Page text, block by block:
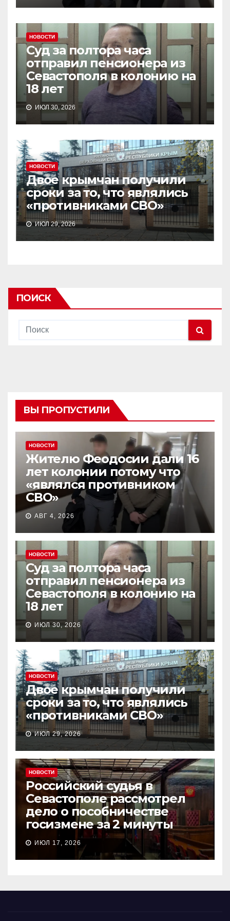
НОВОСТИ
Суд за полтора часа
отправил пенсионера из
Севастополя в колонию на
18 лет
ИЮЛ 30, 2026
НОВОСТИ
Двое крымчан получили
сроки за то, что являлись
«противниками СВО»
ИЮЛ 29, 2026
ПОИСК
ВЫ ПРОПУСТИЛИ
НОВОСТИ
Жителю Феодосии дали 16
лет колонии потому что
«являлся противником
СВО»
АВГ 4, 2026
НОВОСТИ
Суд за полтора часа
отправил пенсионера из
Севастополя в колонию на
18 лет
ИЮЛ 30, 2026
НОВОСТИ
Двое крымчан получили
сроки за то, что являлись
«противниками СВО»
ИЮЛ 29, 2026
НОВОСТИ
Российский судья в
Севастополе рассмотрел
дело о пособничестве
госизмене за 2 минуты
ИЮЛ 17, 2026